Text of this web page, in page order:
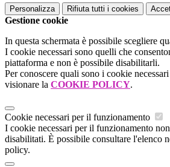
Personalizza Rifiuta tutti i cookies
Gestione cookie
In questa schermata è possibile scegliere
I cookie necessari sono quelli che
piattaforma e non è possibile disabilitarli.
Per conoscere quali sono i cookie
visionare la COOKIE POLICY.
Cookie necessari per il funzionamento
I cookie necessari per il funzionamento
disabilitati. È possibile consultare l'elenco
policy.